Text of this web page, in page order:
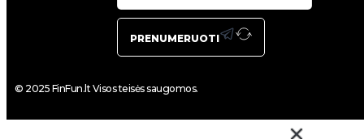
PRENUMERUOTI
© 2025 FinFun.lt Visos teisės saugomos.